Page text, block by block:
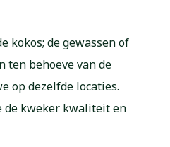
kokos; de gewassen of
ten behoeve van de
op dezelfde locaties.
de kweker kwaliteit en